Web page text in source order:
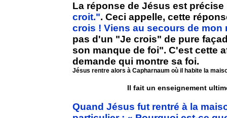
La réponse de Jésus est précise
croit.". Ceci appelle, cette
crois ! Viens au secours de mon
pas d'un "Je crois" de pure
son manque de foi". C'est cette
demande qui montre sa foi.
Jésus rentre alors à Capharnaum où il habite la
Il fait un enseignement
Quand Jésus fut rentré à la